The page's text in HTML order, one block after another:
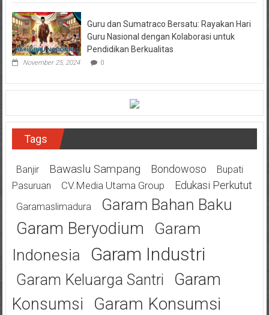
Guru dan Sumatraco Bersatu: Rayakan Hari
Guru Nasional dengan Kolaborasi untuk
Pendidikan Berkualitas
November 25, 2024 0
Tags
Banjir Bawaslu Sampang Bondowoso
Bupati
Pasuruan
CV.Media Utama Group Edukasi Perkutut
Garamaslimadura Garam Bahan Baku
Garam Beryodium
Garam
Indonesia
Garam Industri
Garam Keluarga Santri
Garam
Konsumsi
Garam Konsumsi